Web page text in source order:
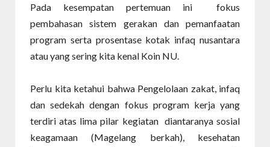
Pada kesempatan pertemuan ini
fokus
pembahasan sistem gerakan dan pemanfaatan
program serta prosentase kotak infaq nusantara
atau yang sering kita kenal Koin NU.
Perlu kita ketahui bahwa Pengelolaan zakat, infaq
dan sedekah dengan fokus program kerja yang
terdiri atas lima pilar kegiatan diantaranya sosial
keagamaan (Magelang berkah), kesehatan